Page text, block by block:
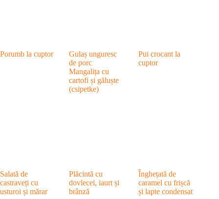
Porumb la cuptor
Gulaș unguresc
de porc
Mangalița cu
cartofi și găluște
(csipetke)
Pui crocant la
cuptor
Salată de
castraveți cu
usturoi și mărar
Plăcintă cu
dovlecei, iaurt și
brânză
Înghețată de
caramel cu frișcă
și lapte condensat